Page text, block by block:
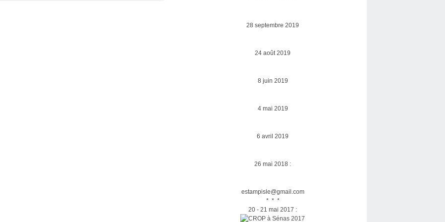
28 septembre 2019
24 août 2019
8 juin 2019
4 mai 2019
6 avril 2019
26 mai 2018 :
estampisle@gmail.com
* * *
20 - 21 mai 2017 :